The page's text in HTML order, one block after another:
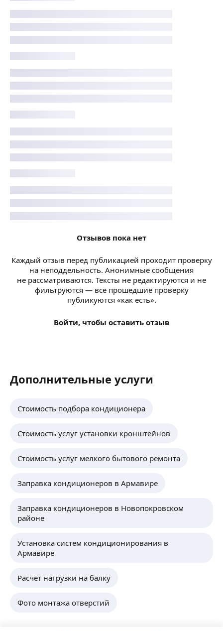
Отзывов пока нет
Каждый отзыв перед публикацией проходит проверку
на неподдельность. Анонимные сообщения
не рассматриваются. Тексты не редактируются и не
фильтруются — все прошедшие проверку
публикуются «как есть».
Войти, чтобы оставить отзыв
Дополнительные услуги
Стоимость подбора кондиционера
Стоимость услуг установки кронштейнов
Стоимость услуг мелкого бытового ремонта
Заправка кондиционеров в Армавире
Заправка кондиционеров в Новопокровском
районе
Установка систем кондиционирования в
Армавире
Расчет нагрузки на балку
Фото монтажа отверстий